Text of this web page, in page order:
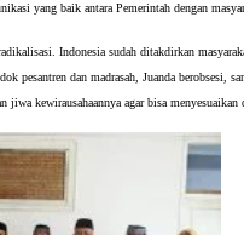
yang baik antara Pemerintah dengan
Indonesia sudah ditakdirkan
pesantren dan madrasah, Juanda berobsesi,
kewirausahaannya agar bisa menyesuaikan